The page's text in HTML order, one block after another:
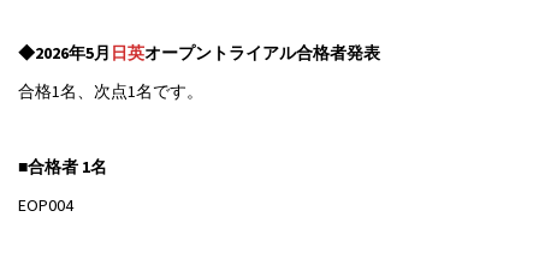
◆2026年5月 日英オープントライアル合格者発表
合格1名、次点1名です。
■合格者 1名
EOP004